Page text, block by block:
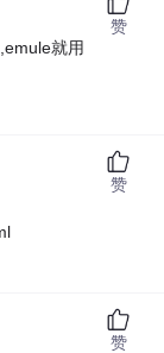
就用
赞
赞
赞